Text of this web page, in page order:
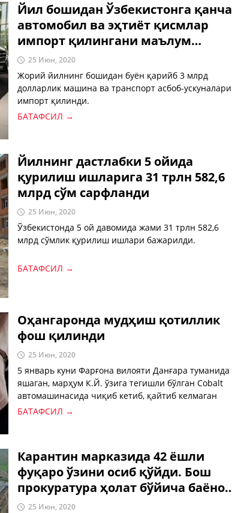
Йил бошидан Ўзбекистонга қанча
автомобил ва эҳтиёт қисмлар
импорт қилингани маълум
қилинди
25 Июн, 2020
Жорий йилнинг бошидан буён қарийб 3 млрд
долларлик машина ва транспорт асбоб-ускуналари
импорт қилинди.
БАТАФСИЛ →
Йилнинг дастлабки 5 ойида
қурилиш ишларига 31 трлн 582,6
млрд сўм сарфланди
25 Июн, 2020
Ўзбекистонда 5 ой давомида жами 31 трлн 582,6
млрд сўмлик қурилиш ишлари бажарилди.
БАТАФСИЛ →
Оҳангаронда мудҳиш қотиллик
фош қилинди
25 Июн, 2020
5 январь куни Фарғона вилояти Данғара туманида
яшаган, марҳум К.Й. ўзига тегишли бўлган Cobalt
автомашинасида чиқиб кетиб, қайтиб келмаган
БАТАФСИЛ →
Карантин марказида 42 ёшли
фуқаро ўзини осиб қўйди. Бош
прокуратура ҳолат бўйича баёнот
берди
25 Июн, 2020